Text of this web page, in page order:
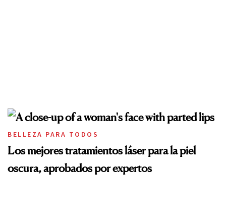
BELLEZA PARA TODOS
Los mejores tratamientos láser para la piel
oscura, aprobados por expertos